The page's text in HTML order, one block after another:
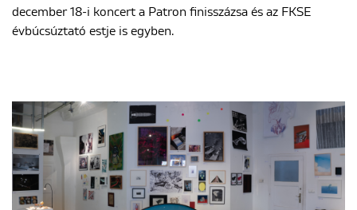
december 18-i koncert a Patron finisszázsa és az FKSE
évbúcsúztató estje is egyben.